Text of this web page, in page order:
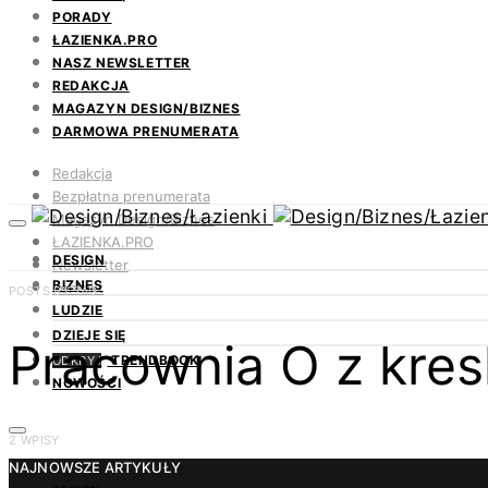
PORADY
ŁAZIENKA.PRO
NASZ NEWSLETTER
REDAKCJA
MAGAZYN DESIGN/BIZNES
DARMOWA PRENUMERATA
Redakcja
Bezpłatna prenumerata
Magazyn Design/Biznes
ŁAZIENKA.PRO
Newsletter
Kontakt
DESIGN
BIZNES
LUDZIE
DZIEJE SIĘ
ODKRYJ TRENDBOOK
NOWOŚCI
NAJNOWSZE ARTYKUŁY
POSTS BY TAG
Pracownia O z
2 WPISY